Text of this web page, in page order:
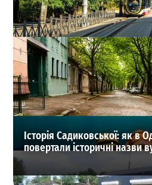
В Одесі змінили рух трамваїв
маршрути скасували
0
29-07-2026 в 10:16
ВИБІР РЕДАКЦІЇ
Історія Садиковської: як в
повертали історичні назви